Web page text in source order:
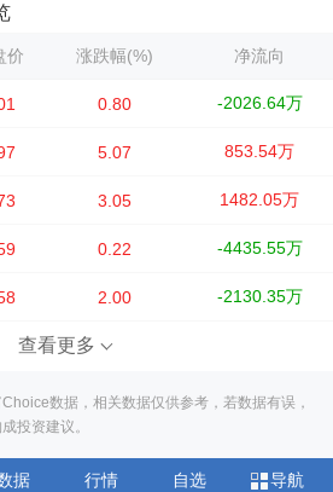
价 涨跌幅(%) 净流向
0.80 -2026.64万
5.07 853.54万
3.05 1482.05万
0.22 -4435.55万
2.00 -2130.35万
查看更多
数据，相关数据仅供参考，若数据有误，
投资建议。
据 行情 自选 导航